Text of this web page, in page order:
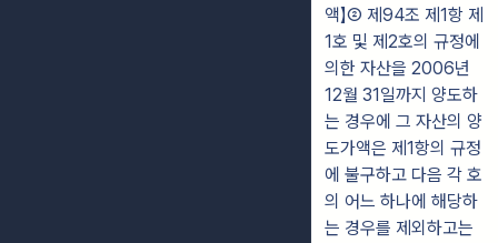
액】② 제94조 제1항 제
1호 및 제2호의 규정에
의한 자산을 2006년
12월 31일까지 양도하
는 경우에 그 자산의 양
도가액은 제1항의 규정
에 불구하고 다음 각 호
의 어느 하나에 해당하
는 경우를 제외하고는